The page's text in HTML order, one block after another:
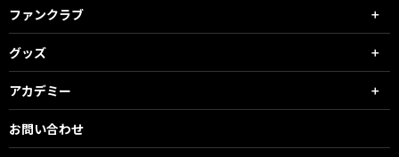
ファンクラブ
グッズ
アカデミー
お問い合わせ